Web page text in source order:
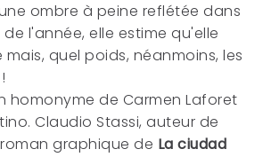
ombre à peine reflétée dans
de l'année, elle estime qu'elle
quel poids, néanmoins, les
homonyme de Carmen Laforet
Claudio Stassi, auteur de
graphique de La ciudad